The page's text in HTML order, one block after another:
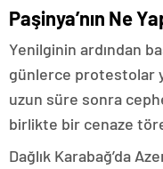
Paşinya’nın Ne
Yenilginin ardından
günlerce protestolar
uzun süre sonra
birlikte bir cenaze
Dağlık Karabağ’da